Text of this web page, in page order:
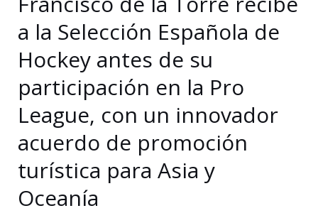
sedes
del
Mundial
a la Selección Española de
Hockey antes de su
participación en la Pro
League, con un innovador
acuerdo de promoción
turística para Asia y
Oceanía